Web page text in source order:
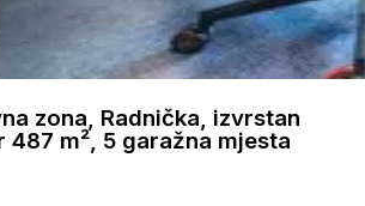
zona, Radnička, izvrstan
m², 5 garažna mjesta